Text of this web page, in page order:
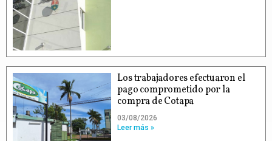
Los trabajadores efectuaron el
pago comprometido por la
compra de Cotapa
03/08/2026
Leer más »